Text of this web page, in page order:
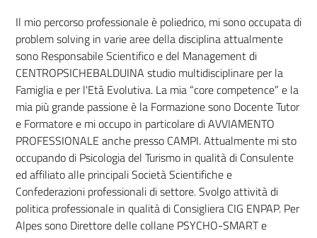
Il mio percorso professionale è poliedrico, mi sono occupata di
problem solving in varie aree della disciplina attualmente
sono Responsabile Scientifico e del Management di
CENTROPSICHEBALDUINA studio multidisciplinare per la
Famiglia e per l'Età Evolutiva. La mia “core competence” e la
mia più grande passione è la Formazione sono Docente Tutor
e Formatore e mi occupo in particolare di AVVIAMENTO
PROFESSIONALE anche presso CAMPI. Attualmente mi sto
occupando di Psicologia del Turismo in qualità di Consulente
ed affiliato alle principali Società Scientifiche e
Confederazioni professionali di settore. Svolgo attività di
politica professionale in qualità di Consigliera CIG ENPAP. Per
Alpes sono Direttore delle collane PSYCHO-SMART e